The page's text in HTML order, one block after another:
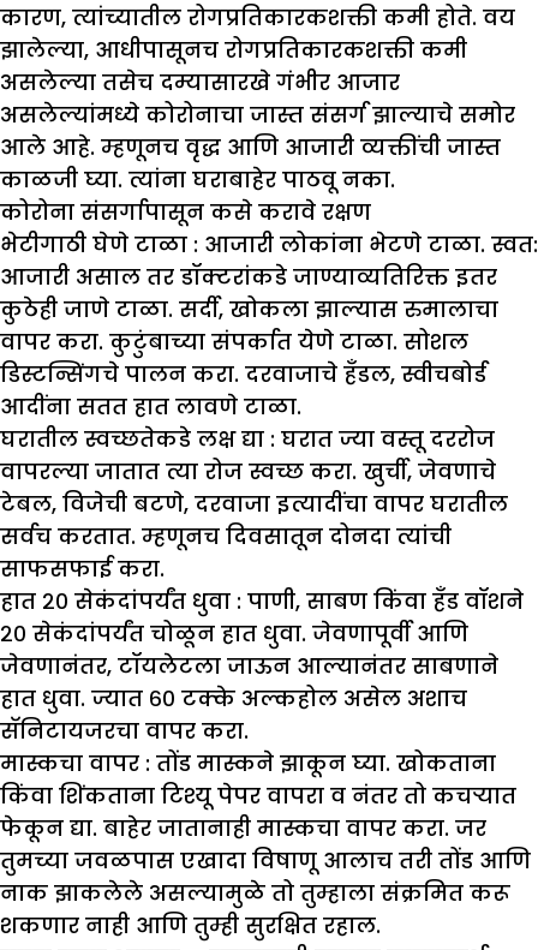
कारण, त्यांच्यातील रोगप्रतिकारकशक्ती कमी होते. वय
झालेल्या, आधीपासूनच रोगप्रतिकारकशक्ती कमी
असलेल्या तसेच दम्यासारखे गंभीर आजार
असलेल्यांमध्ये कोरोनाचा जास्त संसर्ग झाल्याचे समोर
आले आहे. म्हणूनच वृद्ध आणि आजारी व्यक्तींची जास्त
काळजी घ्या. त्यांना घराबाहेर पाठवू नका.
कोरना संसर्गापासून कसे करावे रक्षण
भेटीगाठी घेणे टाळा : आजारी लोकांना भेटणे टाळा. स्वत:
आजारी असाल तर डॉक्टरांकडे जाण्याव्यतिरिक्त इतर
कुठेही जाणे टाळा. सर्दी, खोकला झाल्यास रुमालाचा
वापर करा. कुटुंबाच्या संपर्कात येणे टाळा. सोशल
डिस्टन्सिंगचे पालन करा. दरवाजाचे हँडल, स्वीचबोर्ड
आदींना सतत हात लावणे टाळा.
घरातील स्वच्छतेकडे लक्ष द्या : घरात ज्या वस्तू दररोज
वापरल्या जातात त्या रोज स्वच्छ करा. खुर्ची, जेवणाचे
टेबल, विजेची बटणे, दरवाजा इत्यादींचा वापर घरातील
सर्वच करतात. म्हणूनच दिवसातून दोनदा त्यांची
साफसफाई करा.
हात २० सेकंदांपर्यंत धुवा : पाणी, साबण किंवा हँड वॉशने
२० सेकंदांपर्यंत चोळून हात धुवा. जेवणापूर्वी आणि
जेवणानंतर, टॉयलेटला जाऊन आल्यानंतर साबणाने
हात धुवा. ज्यात ६० टक्के अल्कहोल असेल अशाच
सॅनिटायजरचा वापर करा.
मास्कचा वापर : तोंड मास्कने झाकून घ्या. खोकताना
किंवा शिंकताना टिश्यू पेपर वापरा व नंतर तो कचऱ्यात
फेकून द्या. बाहेर जातानाही मास्कचा वापर करा. जर
तुमच्या जवळपास एखादा विषाणू आलाच तरी तोंड आणि
नाक झाकलेले असल्यामुळे तो तुम्हाला संक्रमित करू
शकणार नाही आणि तुम्ही सुरक्षित रहाल.